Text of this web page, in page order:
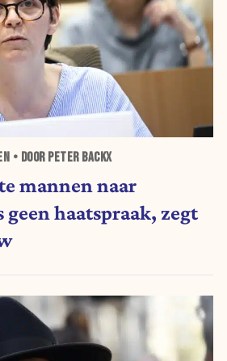
• DOOR PETER BACKX
mannen naar
haatspraak, zegt